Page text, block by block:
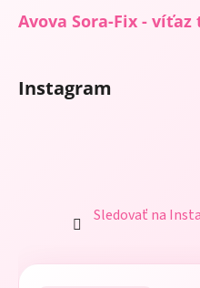
Avova Sora-Fix - víťaz
Instagram
Sledovať na